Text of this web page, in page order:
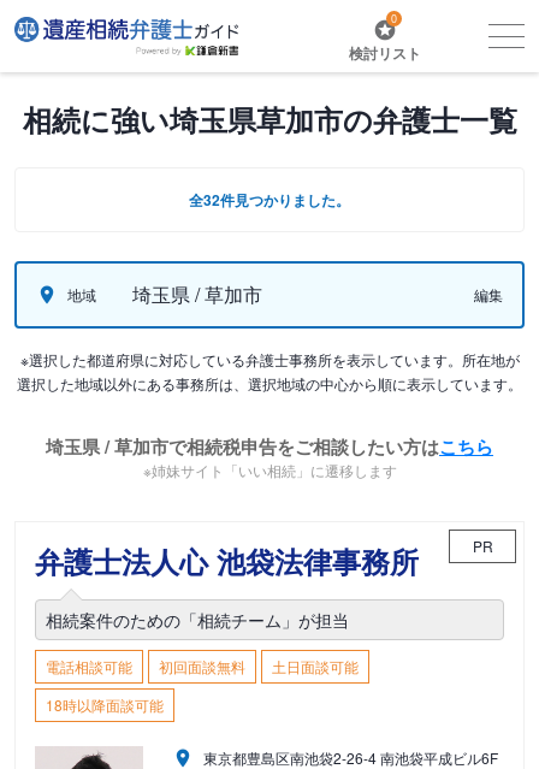
0
検討リスト
相続に強い埼玉県草加市の弁護士一覧
全32件見つかりました。
地域 埼玉県 / 草加市 編集
※選択した都道府県に対応している弁護士事務所を表示しています。所在地が
選択した地域以外にある事務所は、選択地域の中心から順に表示しています。
埼玉県 / 草加市で相続税申告をご相談したい方はこちら
※姉妹サイト「いい相続」に遷移します
弁護士法人心 池袋法律事務所 PR
相続案件のための「相続チーム」が担当
電話相談可能 初回面談無料
土日面談可能
18時以降面談可能
東京都豊島区南池袋2-26-4 南池袋平成ビル6F